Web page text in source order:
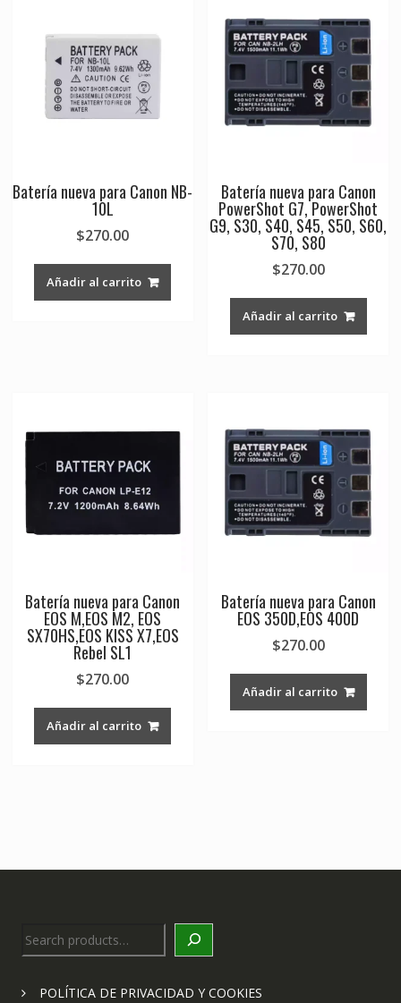
PowerShot
SX710
cantidad
Batería nueva para Canon NB-
10L
$270.00
Añadir al carrito
Batería nueva para Canon
PowerShot G7, PowerShot
G9, S30, S40, S45, S50, S60,
S70, S80
$270.00
Añadir al carrito
Batería nueva para Canon
EOS M,EOS M2, EOS
SX70HS,EOS KISS X7,EOS
Rebel SL1
$270.00
Añadir al carrito
Batería nueva para Canon
EOS 350D,EOS 400D
$270.00
Añadir al carrito
Search
POLÍTICA DE PRIVACIDAD Y COOKIES